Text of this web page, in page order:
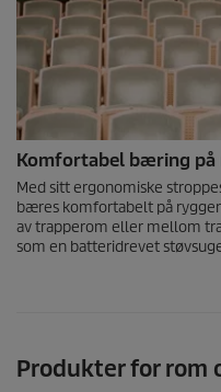
Komfortabel bæring på
Med sitt ergonomiske
bæres komfortabelt på
av trapperom eller mellom
som en batteridrevet
Produkter for rom